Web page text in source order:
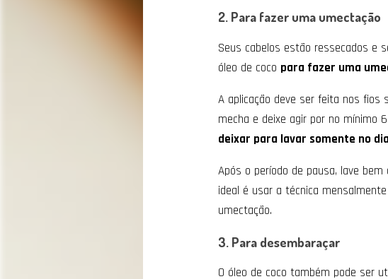
2. Para fazer uma umectação
Seus cabelos estão ressecados e
óleo de coco para fazer uma
A aplicação deve ser feita nos fios
mecha e deixe agir por no mínimo
deixar para lavar somente no
Após o período de pausa, lave
ideal é usar a técnica
umectação.
3. Para desembaraçar
O óleo de coco também pode ser